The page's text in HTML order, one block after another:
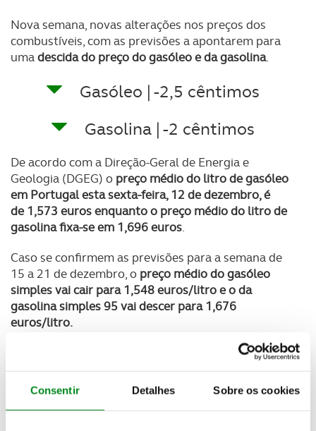
Consentir Detalhes Sobre os cookies
Nova semana, novas alterações nos preços dos
combustíveis, com as previsões a apontarem para
umadescidado preço do gasóleo e da gasolina.
Gasóleo | -2,5 cêntimos
Gasolina | -2 cêntimos
De acordo com a Direção-Geral de Energia e
Geologia (DGEG) o preço médio do litro de gasóleo
em Portugal esta sexta-feira, 12 de dezembro, é
de1,573 eurosenquanto o preço médio do litro de
gasolina fixa-se em 1,696 euros.
Caso se confirmem as previsões para a semana de
15 a 21 de dezembro, o preço médio do gasóleo
simples vai cair para 1,548 euros/litro e o da
gasolina simples 95 vai descer para 1,676
euros/litro.
Newsletter Revista
do universo ACP.